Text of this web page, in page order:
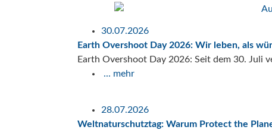
30.07.2026
Earth Overshoot Day 2026: Wir leben, als
Earth Overshoot Day 2026: Seit dem 30. Juli
... mehr
28.07.2026
Weltnaturschutztag: Warum Protect the